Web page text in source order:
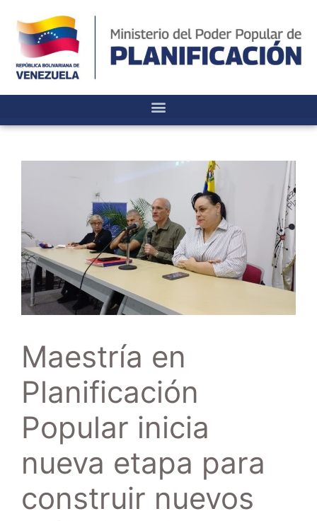
Maestría en
Planificación
Popular inicia
nueva etapa para
construir nuevos